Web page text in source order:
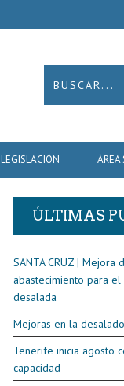
LEGISLACIÓN ÁREA
ÚLTIMAS
SANTA CRUZ | Mejora
abastecimiento para
desalada
Mejoras en la
Tenerife inicia agosto
capacidad